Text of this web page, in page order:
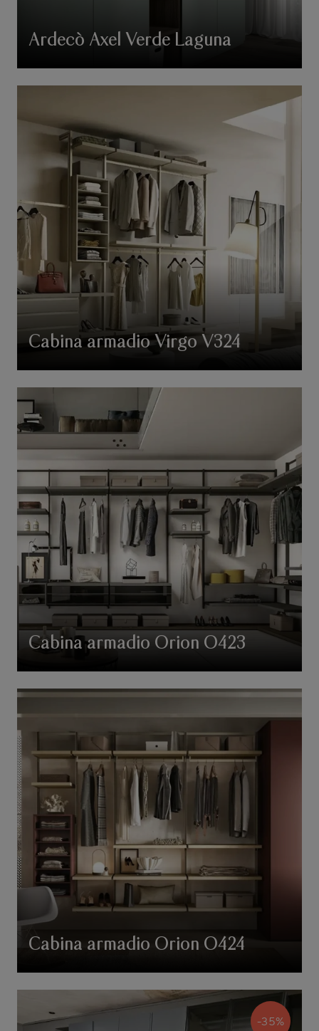
Ardecò Axel Verde Laguna
Cabina armadio Virgo V324
Cabina armadio Orion O423
Cabina armadio Orion O424
-35%